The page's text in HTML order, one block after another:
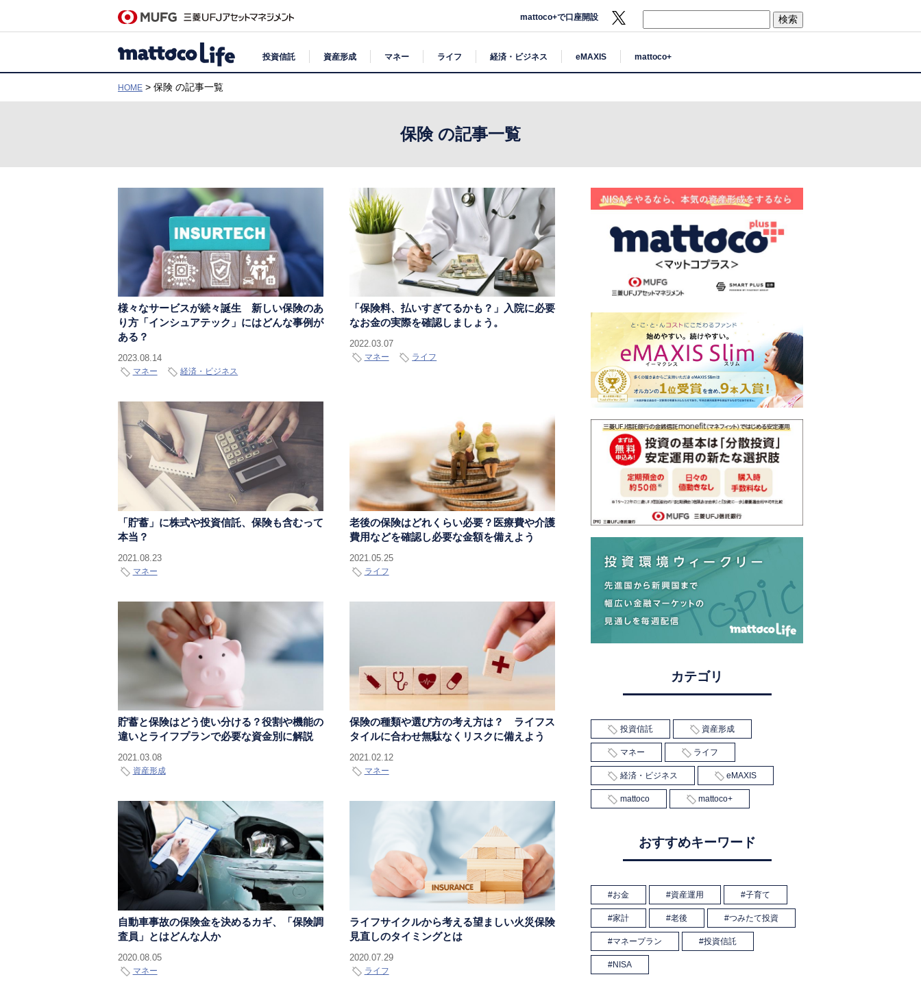
mattoco+で口座開設
投資信託 資産形成 マネー ライフ 経済・ビジネス eMAXIS mattoco+
HOME > 保険 の記事一覧
保険 の記事一覧
様々なサービスが続々誕生 新しい保険のあ
り方「インシュアテック」にはどんな事例が
ある？
2023.08.14
マネー 経済・ビジネス
「保険料、払いすぎてるかも？」入院に必要
なお金の実際を確認しましょう。
2022.03.07
マネー ライフ
「貯蓄」に株式や投資信託、保険も含むって
本当？
2021.08.23
マネー
老後の保険はどれくらい必要？医療費や介護
費用などを確認し必要な金額を備えよう
2021.05.25
ライフ
貯蓄と保険はどう使い分ける？役割や機能の
違いとライフプランで必要な資金別に解説
2021.03.08
資産形成
保険の種類や選び方の考え方は？ ライフス
タイルに合わせ無駄なくリスクに備えよう
2021.02.12
マネー
自動車事故の保険金を決めるカギ、「保険調
査員」とはどんな人か
2020.08.05
マネー
ライフサイクルから考える望ましい火災保険
見直しのタイミングとは
2020.07.29
ライフ
カテゴリ
投資信託 資産形成
マネー ライフ
経済・ビジネス eMAXIS
mattoco mattoco+
おすすめキーワード
お金 資産運用 子育て
家計 老後 つみたて投資
マネープラン 投資信託
NISA